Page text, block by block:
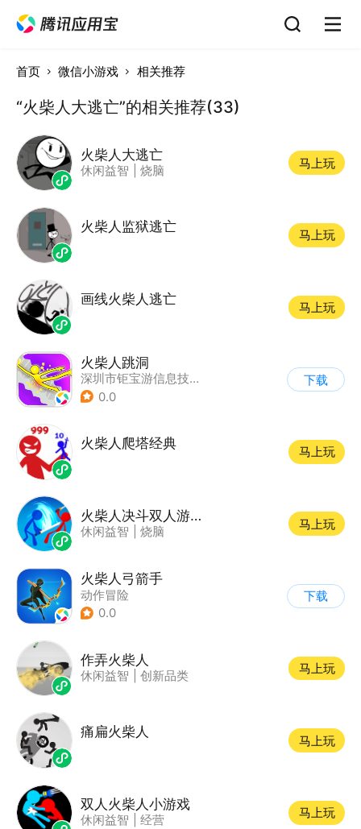
首页 微信小游戏 相关推荐
“火柴人大逃亡”的相关推荐(33)
火柴人大逃亡
休闲益智 烧脑
马上玩
火柴人监狱逃亡
马上玩
画线火柴人逃亡
马上玩
火柴人跳洞
深圳市钜宝游信息技术有限公司
0.0
下载
火柴人爬塔经典
马上玩
火柴人决斗双人游戏联机
休闲益智 烧脑
马上玩
火柴人弓箭手
动作冒险
| 第三人称射击
0.0
下载
作弄火柴人
休闲益智 创新品类
马上玩
痛扁火柴人
马上玩
双人火柴人小游戏
休闲益智 经营
马上玩